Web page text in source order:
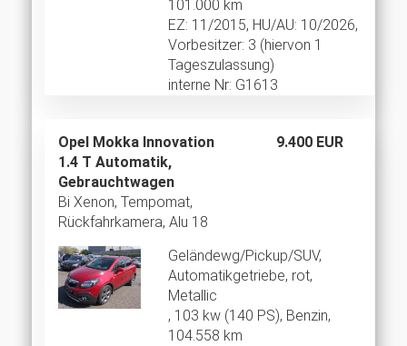
101.000 km
EZ: 11/2015, HU/AU: 10/2026,
Vorbesitzer: 3 (hiervon 1
Tageszulassung)
interne Nr: G1613
Opel Mokka Innovation
1.4 T Automatik,
Gebrauchtwagen
9.400 EUR
Bi Xenon, Tempomat,
Rückfahrkamera, Alu 18
Geländewg/Pickup/SUV,
Automatikgetriebe, rot,
Metallic
, 103 kw (140 PS), Benzin,
104.558 km